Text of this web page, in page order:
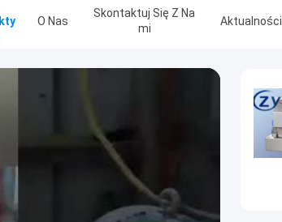
O Nas
Skontaktuj Się Z Na
Mi
Aktualności